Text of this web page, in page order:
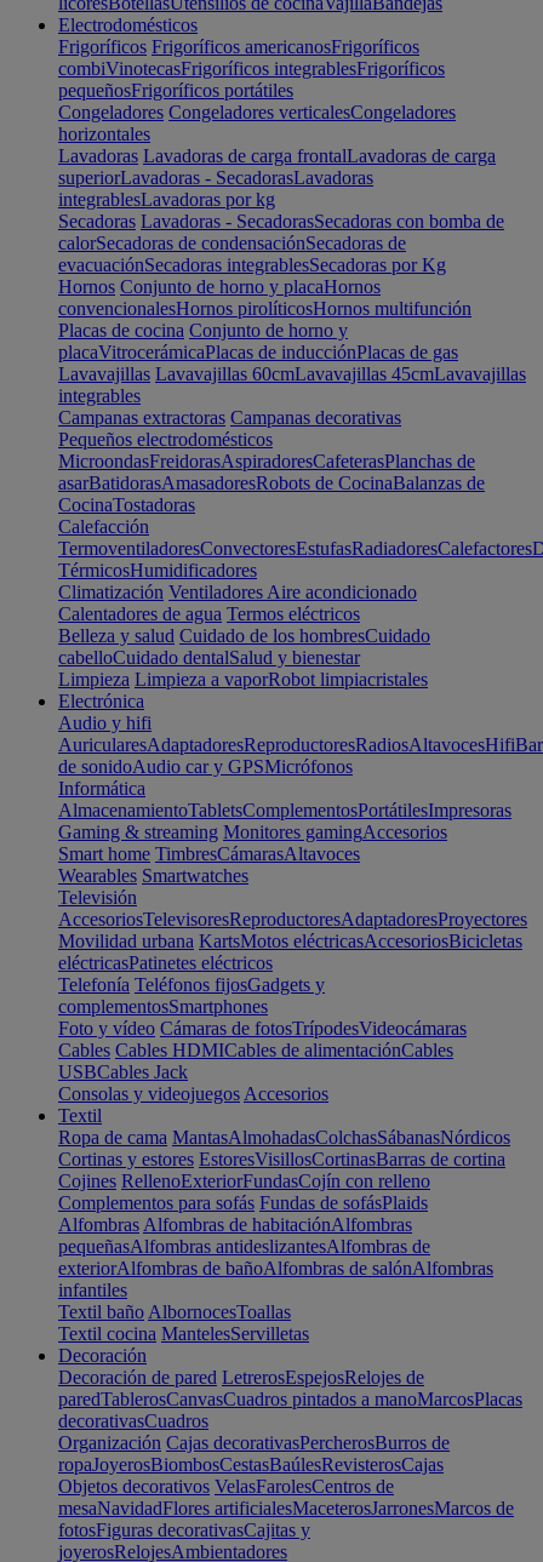
Electrodomésticos
Frigoríficos Frigoríficos americanosFrigoríficos
combiVinotecasFrigoríficos integrablesFrigoríficos
pequeñosFrigoríficos portátiles
Congeladores Congeladores verticalesCongeladores
horizontales
Lavadoras Lavadoras de carga frontalLavadoras de carga
superiorLavadoras - SecadorasLavadoras
integrablesLavadoras por kg
Secadoras Lavadoras - SecadorasSecadoras con bomba de
calorSecadoras de condensaciónSecadoras de
evacuaciónSecadoras integrablesSecadoras por Kg
Hornos Conjunto de horno y placaHornos
convencionalesHornos pirolíticosHornos multifunción
Placas de cocina Conjunto de horno y
placaVitrocerámicaPlacas de inducciónPlacas de gas
Lavavajillas Lavavajillas 60cmLavavajillas 45cmLavavajillas
integrables
Campanas extractoras Campanas decorativas
Pequeños electrodomésticos
MicroondasFreidorasAspiradoresCafeterasPlanchas de
asarBatidorasAmasadoresRobots de CocinaBalanzas de
CocinaTostadoras
Calefacción
TermoventiladoresConvectoresEstufasRadiadoresCalefactores
TérmicosHumidificadores
Climatización Ventiladores Aire acondicionado
Calentadores de agua Termos eléctricos
Belleza y salud Cuidado de los hombresCuidado
cabelloCuidado dentalSalud y bienestar
Limpieza Limpieza a vaporRobot limpiacristales
Electrónica
Audio y hifi
AuricularesAdaptadoresReproductoresRadiosAltavocesHifi
de sonidoAudio car y GPSMicrófonos
Informática
AlmacenamientoTabletsComplementosPortátilesImpresoras
Gaming & streaming Monitores gamingAccesorios
Smart home TimbresCámarasAltavoces
Wearables Smartwatches
Televisión
AccesoriosTelevisoresReproductoresAdaptadoresProyectores
Movilidad urbana KartsMotos eléctricasAccesoriosBicicletas
eléctricasPatinetes eléctricos
Telefonía Teléfonos fijosGadgets y
complementosSmartphones
Foto y vídeo Cámaras de fotosTrípodesVideocámaras
Cables Cables HDMICables de alimentaciónCables
USBCables Jack
Consolas y videojuegos Accesorios
Textil
Ropa de cama MantasAlmohadasColchasSábanasNórdicos
Cortinas y estores EstoresVisillosCortinasBarras de cortina
Cojines RellenoExteriorFundasCojín con relleno
Complementos para sofás Fundas de sofásPlaids
Alfombras Alfombras de habitaciónAlfombras
pequeñasAlfombras antideslizantesAlfombras de
exteriorAlfombras de bañoAlfombras de salónAlfombras
infantiles
Textil baño AlbornocesToallas
Textil cocina MantelesServilletas
Decoración
Decoración de pared LetrerosEspejosRelojes de
paredTablerosCanvasCuadros pintados a manoMarcosPlacas
decorativasCuadros
Organización Cajas decorativasPercherosBurros de
ropaJoyerosBiombosCestasBaúlesRevisterosCajas
Objetos decorativos VelasFarolesCentros de
mesaNavidadFlores artificialesMaceterosJarronesMarcos de
fotosFiguras decorativasCajitas y
joyerosRelojesAmbientadores